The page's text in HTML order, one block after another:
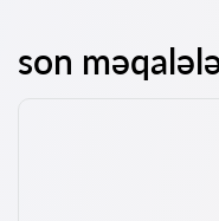
son